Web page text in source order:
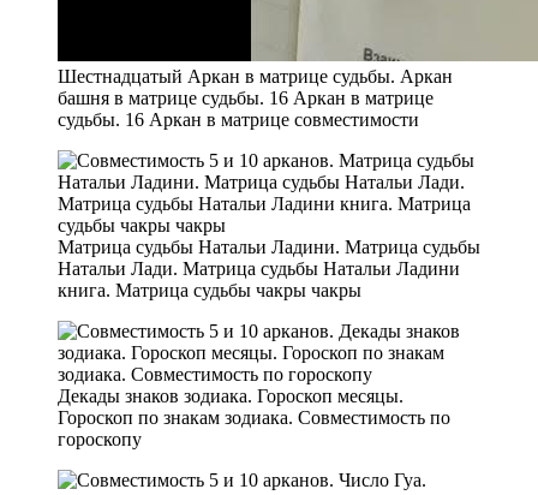
Шестнадцатый Аркан в матрице судьбы. Аркан
башня в матрице судьбы. 16 Аркан в матрице
судьбы. 16 Аркан в матрице совместимости
Матрица судьбы Натальи Ладини. Матрица судьбы
Натальи Лади. Матрица судьбы Натальи Ладини
книга. Матрица судьбы чакры чакры
Декады знаков зодиака. Гороскоп месяцы.
Гороскоп по знакам зодиака. Совместимость по
гороскопу